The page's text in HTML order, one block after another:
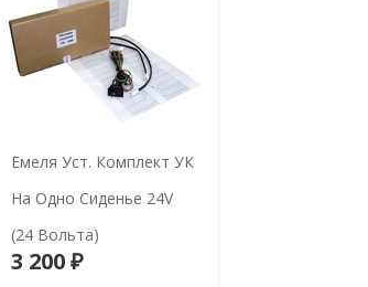
Емеля Уст. Комплект УК
На Одно Сиденье 24V
(24 Вольта)
3 200 ₽